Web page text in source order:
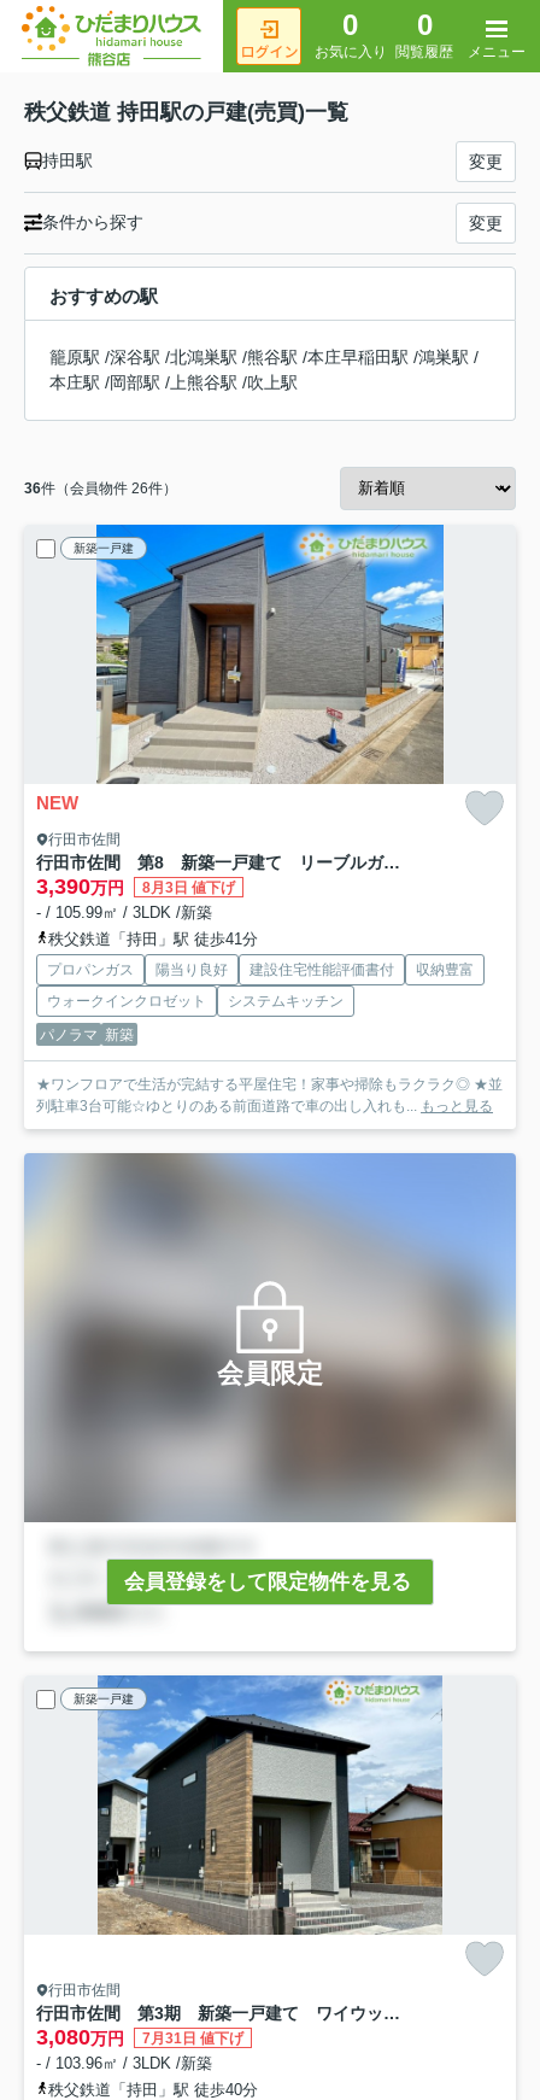
0
お気に入り
0
閲覧履歴 メニュー
秩父鉄道 持田駅の戸建(売買)一覧
持田駅 変更
条件から探す 変更
おすすめの駅
籠原駅 /深谷駅 /北鴻巣駅 /熊谷駅 /本庄早稲田駅 /鴻巣駅 /
本庄駅 /岡部駅 / 上熊谷駅 /吹上駅
36件（会員物件 26件）
新築一戸建
NEW
行田市佐間
行田市佐間 第8 新築一戸建て リーブルガーデン 01
3,390万円 8月3日 値下げ
- / 105.99㎡ / 3LDK /新築
秩父鉄道「持田」駅 徒歩41分
プロパンガス 陽当り良好 建設住宅性能評価書付
収納豊富
ウォークインクロゼット
システムキッチン
パノラマ 新築
★ワンフロアで生活が完結する平屋住宅！家事や掃除もラクラク◎ ★並
列駐車3台可能☆ゆとりのある前面道路で車の出し入れも...
もっと見る
会員限定
会員登録をして限定物件を見る
新築一戸建
行田市佐間
行田市佐間 第3期 新築一戸建て ワイウッドコート 03
3,080万円 7月31日 値下げ
- / 103.96㎡ / 3LDK /新築
秩父鉄道「持田」駅 徒歩40分